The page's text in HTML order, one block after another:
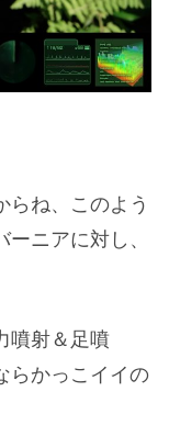
らね、このよう
ニアに対し、
噴射＆足噴
かっこイイの